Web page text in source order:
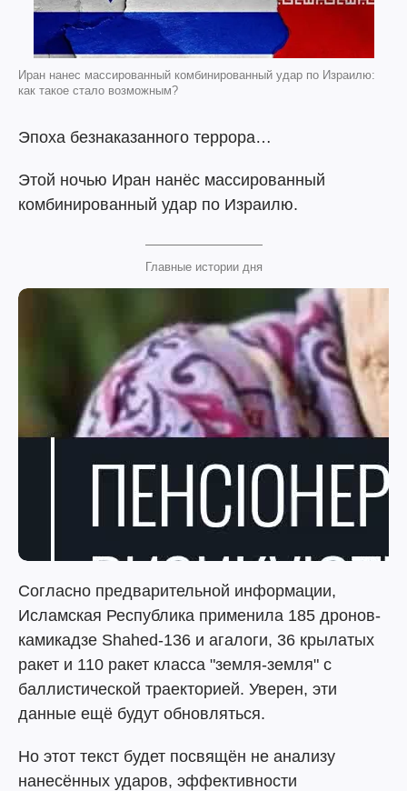
Иран нанес массированный комбинированный удар по Израилю:
как такое стало возможным?
Эпоха безнаказанного террора…
Этой ночью Иран нанёс массированный
комбинированный удар по Израилю.
Главные истории дня
Согласно предварительной информации,
Исламская Республика применила 185 дронов-
камикадзе Shahed-136 и агалоги, 36 крылатых
ракет и 110 ракет класса "земля-земля" с
баллистической траекторией. Уверен, эти
данные ещё будут обновляться.
Но этот текст будет посвящён не анализу
нанесённых ударов, эффективности